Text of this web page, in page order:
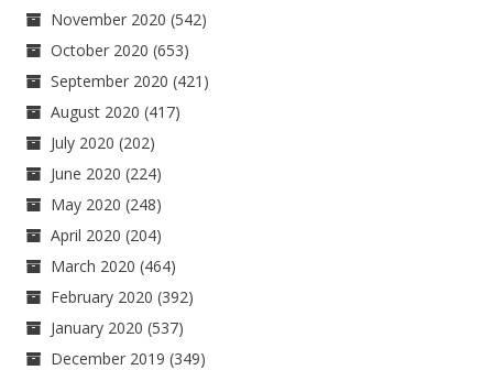
November 2020 (542)
October 2020 (653)
September 2020 (421)
August 2020 (417)
July 2020 (202)
June 2020 (224)
May 2020 (248)
April 2020 (204)
March 2020 (464)
February 2020 (392)
January 2020 (537)
December 2019 (349)